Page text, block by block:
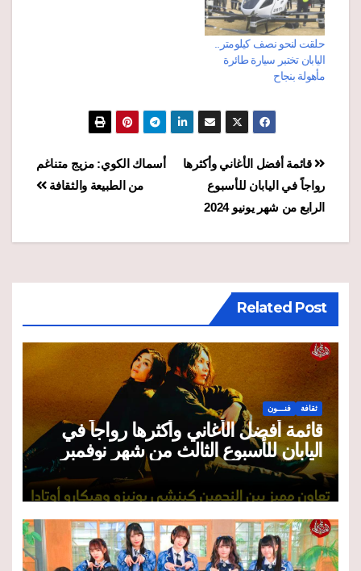
حلقت لنحو نصف كيلومتر..
اليابان تختبر سيارة طائرة
مأهولة بنجاح
تصفّح
المقالات
أسماك الكوي: مزيج متناغم
من الطبيعة والثقافة
قائمة أفضل الأغاني وأكثرها
رواجاً في اليابان للأسبوع
الرابع من شهر يونيو 2024
Related Post
ثقافة فنـــون
قائمة أفضل الأغاني وأكثرها رواجاً في
اليابان للأسبوع الثالث من شهر نوفمبر
2025